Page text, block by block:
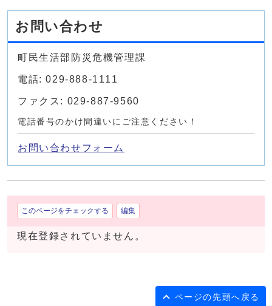
お問い合わせ
町民生活部防災危機管理課
電話: 029-888-1111
ファクス: 029-887-9560
電話番号のかけ間違いにご注意ください！
お問い合わせフォーム
このページをチェックする 編集
現在登録されていません。
ページの先頭へ戻る